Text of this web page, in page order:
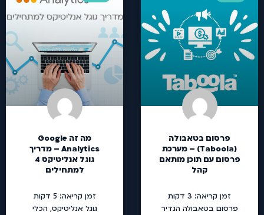
פרסום בטאבולה
(Taboola) – מערכת
פרסום עם תוכן מותאם
קהל
זמן קריאה: 3 דקות
פרסום בטאבולה הגדיר
מה זה Google
Analytics – מדריך
גוגל אנליטיקס 4
למתחילים
זמן קריאה: 5 דקות
גוגל אנליטיקס, הכלי